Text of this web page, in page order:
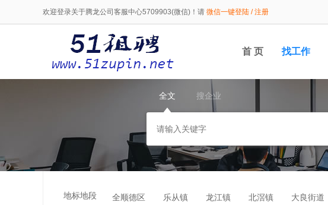
欢迎登录关于腾龙公司客服中心5709903(微信)！请 微信一键登陆 / 注册
首 页 找工作
全文 搜企业
地标地段 全顺德区 乐从镇 龙江镇 北滘镇 大良街道